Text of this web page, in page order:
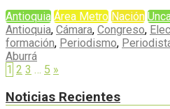
Antioquia Área Metro Nación
Antioquia, Cámara, Congreso,
formación, Periodismo,
Aburrá
1 2 3 … 5 »
Noticias Recientes